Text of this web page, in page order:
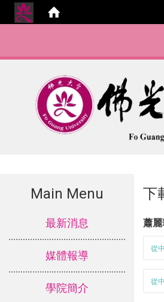
Main Menu
最新消息
媒體報導
學院簡介
下
蕭
從
從